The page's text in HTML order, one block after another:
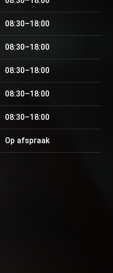
08:30–18:00
08:30–18:00
08:30–18:00
08:30–18:00
08:30–18:00
Op afspraak